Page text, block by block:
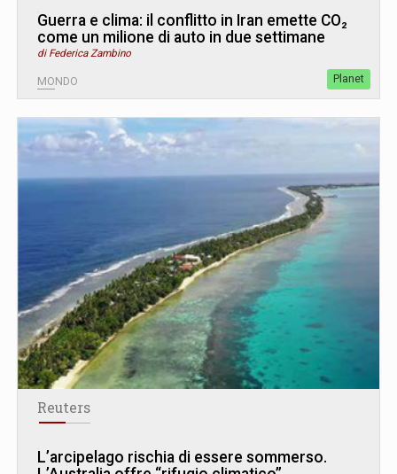
Guerra e clima: il conflitto in Iran emette CO₂
come un milione di auto in due settimane
di Federica Zambino
MONDO Planet
Reuters
L’arcipelago rischia di essere sommerso.